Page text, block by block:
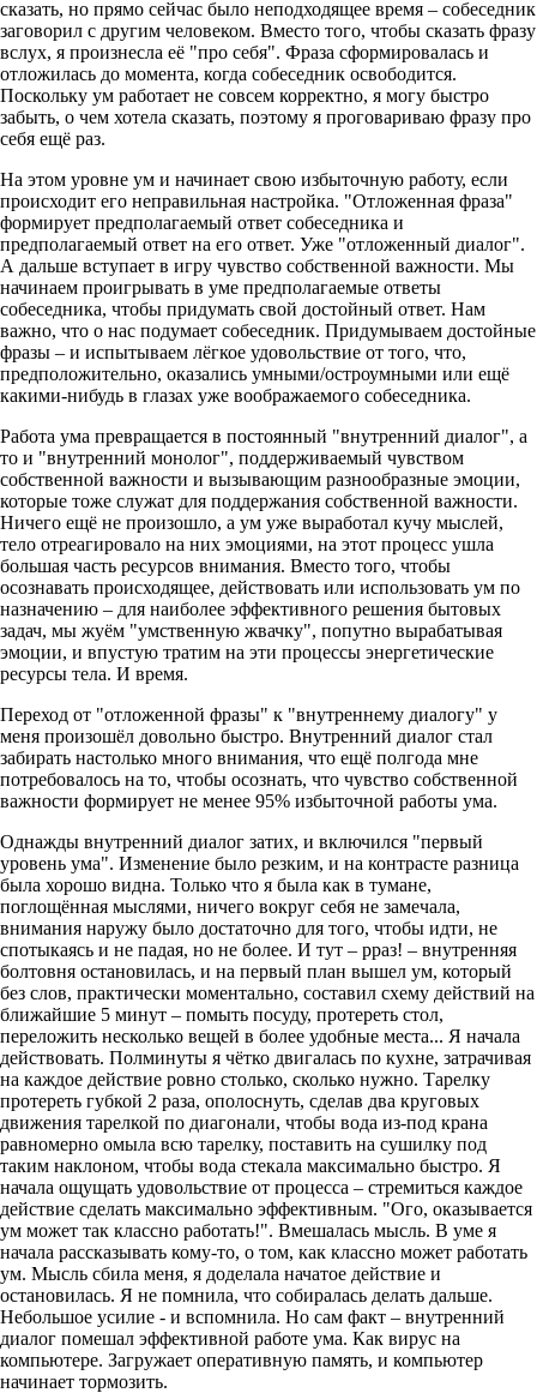
сказать, но прямо сейчас было неподходящее время – собеседник
заговорил с другим человеком. Вместо того, чтобы сказать фразу
вслух, я произнесла её "про себя". Фраза сформировалась и
отложилась до момента, когда собеседник освободится.
Поскольку ум работает не совсем корректно, я могу быстро
забыть, о чем хотела сказать, поэтому я проговариваю фразу про
себя ещё раз.
На этом уровне ум и начинает свою избыточную работу, если
происходит его неправильная настройка. "Отложенная фраза"
формирует предполагаемый ответ собеседника и
предполагаемый ответ на его ответ. Уже "отложенный диалог".
А дальше вступает в игру чувство собственной важности. Мы
начинаем проигрывать в уме предполагаемые ответы
собеседника, чтобы придумать свой достойный ответ. Нам
важно, что о нас подумает собеседник. Придумываем достойные
фразы – и испытываем лёгкое удовольствие от того, что,
предположительно, оказались умными/остроумными или ещё
какими-нибудь в глазах уже воображаемого собеседника.
Работа ума превращается в постоянный "внутренний диалог", а
то и "внутренний монолог", поддерживаемый чувством
собственной важности и вызывающим разнообразные эмоции,
которые тоже служат для поддержания собственной важности.
Ничего ещё не произошло, а ум уже выработал кучу мыслей,
тело отреагировало на них эмоциями, на этот процесс ушла
большая часть ресурсов внимания. Вместо того, чтобы
осознавать происходящее, действовать или использовать ум по
назначению – для наиболее эффективного решения бытовых
задач, мы жуём "умственную жвачку", попутно вырабатывая
эмоции, и впустую тратим на эти процессы энергетические
ресурсы тела. И время.
Переход от "отложенной фразы" к "внутреннему диалогу" у
меня произошёл довольно быстро. Внутренний диалог стал
забирать настолько много внимания, что ещё полгода мне
потребовалось на то, чтобы осознать, что чувство собственной
важности формирует не менее 95% избыточной работы ума.
Однажды внутренний диалог затих, и включился "первый
уровень ума". Изменение было резким, и на контрасте разница
была хорошо видна. Только что я была как в тумане,
поглощённая мыслями, ничего вокруг себя не замечала,
внимания наружу было достаточно для того, чтобы идти, не
спотыкаясь и не падая, но не более. И тут – рраз! – внутренняя
болтовня остановилась, и на первый план вышел ум, который
без слов, практически моментально, составил схему действий на
ближайшие 5 минут – помыть посуду, протереть стол,
переложить несколько вещей в более удобные места... Я начала
действовать. Полминуты я чётко двигалась по кухне, затрачивая
на каждое действие ровно столько, сколько нужно. Тарелку
протереть губкой 2 раза, ополоснуть, сделав два круговых
движения тарелкой по диагонали, чтобы вода из-под крана
равномерно омыла всю тарелку, поставить на сушилку под
таким наклоном, чтобы вода стекала максимально быстро. Я
начала ощущать удовольствие от процесса – стремиться каждое
действие сделать максимально эффективным. "Ого, оказывается
ум может так классно работать!". Вмешалась мысль. В уме я
начала рассказывать кому-то, о том, как классно может работать
ум. Мысль сбила меня, я доделала начатое действие и
остановилась. Я не помнила, что собиралась делать дальше.
Небольшое усилие - и вспомнила. Но сам факт – внутренний
диалог помешал эффективной работе ума. Как вирус на
компьютере. Загружает оперативную память, и компьютер
начинает тормозить.